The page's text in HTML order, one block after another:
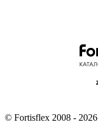
© Fortisflex 2008 - 2026